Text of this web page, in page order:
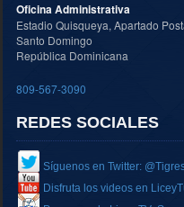
Oficina Administrativa
Estadio Quisqueya, Apartado
Santo Domingo
República Dominicana
809-567-3090
REDES SOCIALES
Síguenos en Twitter:
Disfruta los videos en